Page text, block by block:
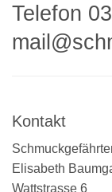
Telefon
Kontakt
Elisabeth
Wattstrasse 6